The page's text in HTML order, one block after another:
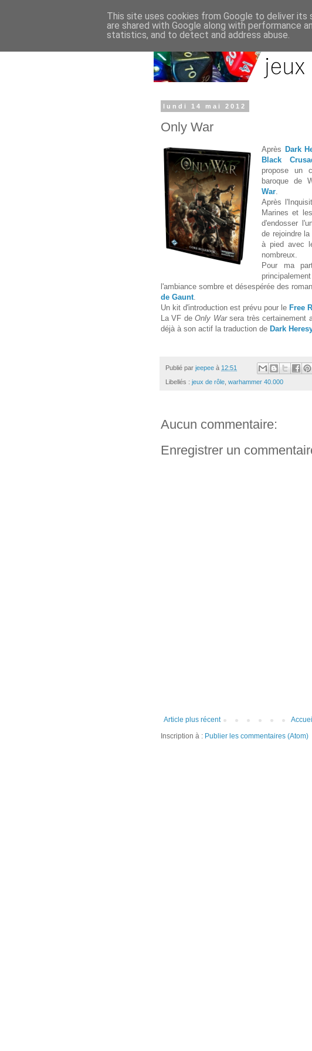
lundi 14 mai 2012
Only War
Après Dark
Black
propose un
baroque de
War
Après
Marines et
d'endosser
de rejoindre
à pied avec
nombreux.
Pour ma
l'ambiance sombre et désespérée des
de Gaunt
Un kit d'introduction est prévu pour le Free
La VF deOnly Warsera très certainement
déjà à son actif la traduction de Dark
Publié par jeepee à 12:51
Libellés : jeux de rôle warhammer 40.000
Aucun commentaire:
Enregistrer un
Article plus récent
Accueil
Inscription à : Publier les commentaires (Atom)
This site uses cookies from Google to deliver its
are shared with Google along with performance
statistics, and to detect and address abuse.